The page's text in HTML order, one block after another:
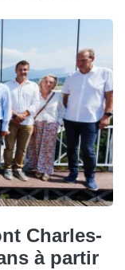
Charles-
à partir